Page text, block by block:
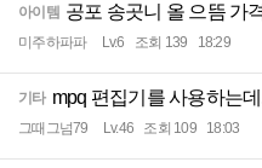
아이템 공포 송곳니 올 으뜸 가
미주하파파 Lv.6 조회 139 18:29
기타 mpq 편집기를 사용하는데
그때그넘79 Lv.46 조회 109 18:03